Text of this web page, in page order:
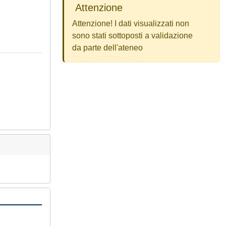
Attenzione
Attenzione! I dati visualizzati non
sono stati sottoposti a validazione
da parte dell'ateneo